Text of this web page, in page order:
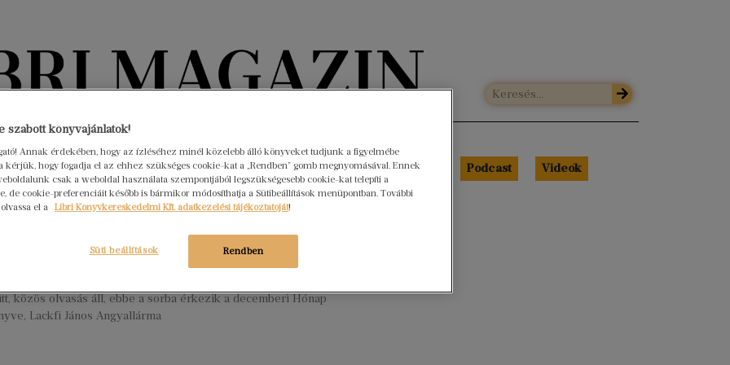
Könyvektől az olvasókig
Interjúk Beleolvasó A hónap könyvei HÍREK Libri Portré Podcast Videók
gyerekkönyvek: a karácsonyi
doromboló fénye
közös olvasás áll, ebbe a sorba érkezik a decemberi Hónap
Lackfi János Angyallárma
szabott könyvajánlatok!
Annak érdekében, hogy az ízléséhez minél közelebb álló könyveket tudjunk a figyelmébe
kérjük, hogy fogadja el az ehhez szükséges cookie-kat a „Rendben” gomb megnyomásával. Ennek
csak a weboldal használata szempontjából legszükségesebb cookie-kat telepíti a
de cookie-preferenciáit később is bármikor módosíthatja a Sütibeállítások menüpontban. További
el a Libri Könyvkereskedelmi Kft. adatkezelési tájékoztatóját!
Rendben
Süti beállítások